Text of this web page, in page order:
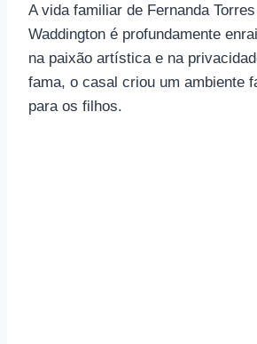
A vida familiar de Fernanda
Waddington é profundamente
na paixão artística e na
fama, o casal criou um ambiente
para os filhos.